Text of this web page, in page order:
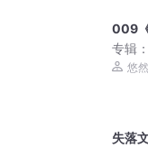
009
专辑：
| 通俗
悠
失落